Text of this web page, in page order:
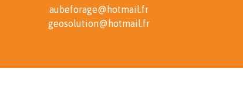
aubeforage@hotmail.fr
geosolution@hotmail.fr